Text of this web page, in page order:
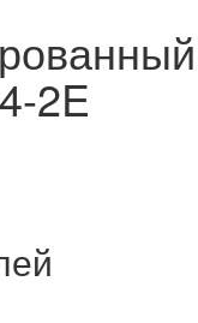
2E